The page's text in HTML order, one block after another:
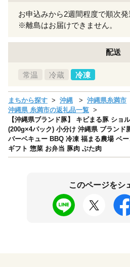
お申込みから2週間程度で順次発
※離島はお届けできません。
配送
常温 冷蔵 冷凍
まちから探す 沖縄
沖縄県糸満市
沖縄県 糸満市の返礼品一覧
【沖縄県ブランド豚】 キビまる豚 ショ
(200g×4パック) 小分け 沖縄県 ブランド
バーベキュー BBQ 冷凍 福まる農場 ベ
ギフト 惣菜 お弁当 豚肉 ぶた肉
このページをシ